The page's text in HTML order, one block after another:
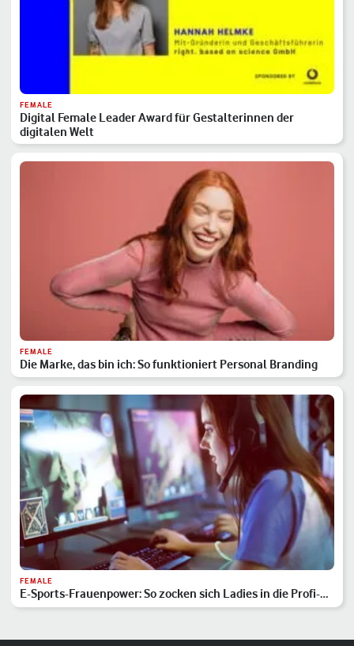
FEMALE
Digital Female Leader Award für Gestalterinnen der
digitalen Welt
FEMALE
Die Marke, das bin ich: So funktioniert Personal Branding
FEMALE
E-Sports-Frauenpower: So zocken sich Ladies in die Profi-
Liga